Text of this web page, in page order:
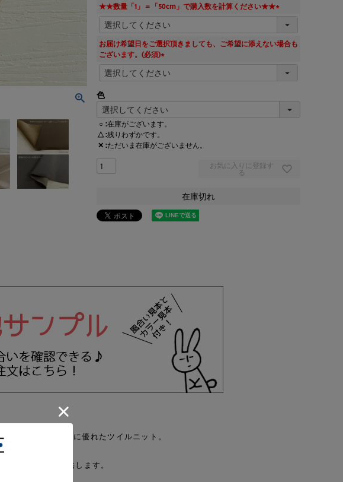
)
★★数量「1」＝「50cm」で購入数を計算ください★★
(
必
須
お届け希望日をご選択頂きましても、ご希望に添えない場合も
ございます。(必須)
(
必
)
色
○ 在庫がございます。
△ 残りわずかです。
✕ ただいま在庫がございません。
お気に入りに登録す
る
在庫切れ
イージーケア性に優れたツイルニット。
が特徴です。
な着心地を提供します。